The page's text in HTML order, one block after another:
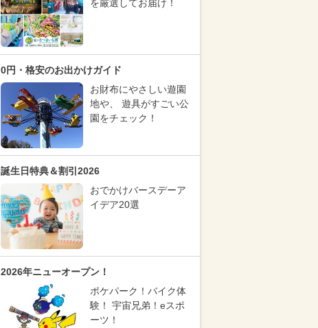
を厳選してお届け！
0円・格安のお出かけガイド
お財布にやさしい遊園
地や、 遊具がすごい公
園をチェック！
誕生日特典＆割引2026
おでかけバースデーア
イデア20選
2026年ニューオープン！
ポケパーク！バイク体
験！ 宇宙兄弟！eスポ
ーツ！